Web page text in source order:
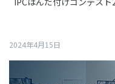
2024年4月15日